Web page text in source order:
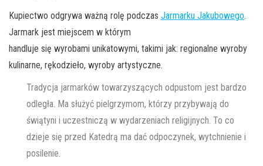
Kupiectwo odgrywa ważną rolę podczas Jarmarku Jakubowego.
Jarmark jest miejscem w którym
handluje się wyrobami unikatowymi, takimi jak: regionalne wyroby
kulinarne, rękodzieło, wyroby artystyczne.
Tradycja jarmarków towarzyszących odpustom jest bardzo
odległa. Ma służyć pielgrzymom, którzy przybywają do
świątyni i uczestniczą w wydarzeniach religijnych. To co
dzieje się przed Katedrą ma dać odpoczynek, wytchnienie i
posilenie.